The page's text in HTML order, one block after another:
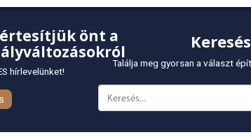
önt a
hírlevelünket!
Keresés
Találja meg gyorsan a választ